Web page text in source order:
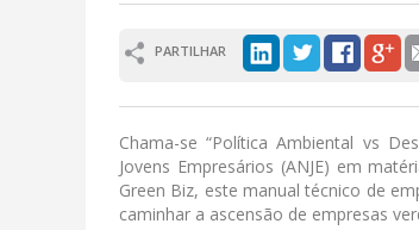
PARTILHAR
Chama-se “Política Ambiental vs
Jovens Empresários (ANJE) em
Green Biz, este manual técnico de
caminhar a ascensão de empresas